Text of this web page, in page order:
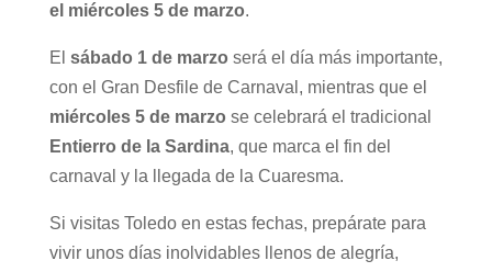
el miércoles 5 de marzo.
El sábado 1 de marzo será el día más importante,
con el Gran Desfile de Carnaval, mientras que el
miércoles 5 de marzo se celebrará el tradicional
Entierro de la Sardina, que marca el fin del
carnaval y la llegada de la Cuaresma.
Si visitas Toledo en estas fechas, prepárate para
vivir unos días inolvidables llenos de alegría,